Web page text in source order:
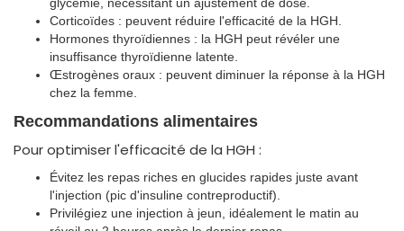
Corticoïdes : peuvent réduire l'efficacité de la HGH.
Hormones thyroïdiennes : la HGH peut révéler une
insuffisance thyroïdienne latente.
Œstrogènes oraux : peuvent diminuer la réponse à la HGH
chez la femme.
Recommandations alimentaires
Pour optimiser l'efficacité de la HGH :
Évitez les repas riches en glucides rapides juste avant
l'injection (pic d'insuline contreproductif).
Privilégiez une injection à jeun, idéalement le matin au